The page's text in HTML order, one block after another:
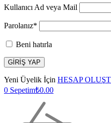
Kullanıcı Ad veya Mail
Parolanız*
Beni hatırla
Yeni Üyelik İçin HESAP
0 Sepetim₺0.00